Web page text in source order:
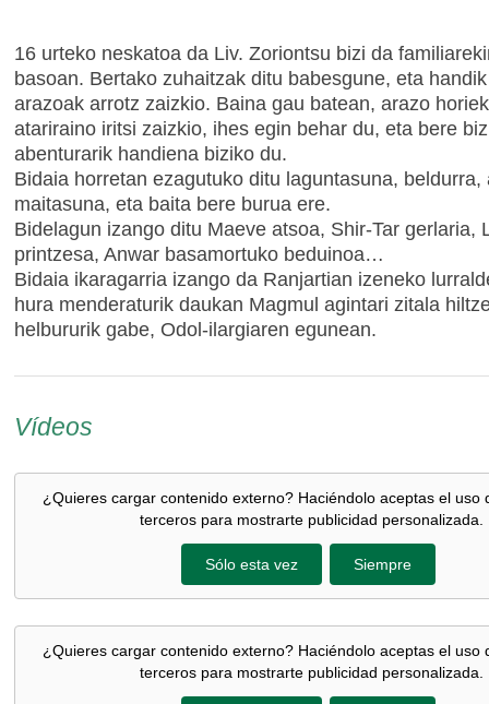
16 urteko neskatoa da Liv. Zoriontsu bizi da
basoan. Bertako zuhaitzak ditu babesgune, eta
arazoak arrotz zaizkio. Baina gau batean, arazo
atariraino iritsi zaizkio, ihes egin behar du, eta bere
abenturarik handiena biziko du.
Bidaia horretan ezagutuko ditu laguntasuna, beldurra,
maitasuna, eta baita bere burua ere.
Bidelagun izango ditu Maeve atsoa, Shir-Tar gerlaria,
printzesa, Anwar basamortuko beduinoa…
Bidaia ikaragarria izango da Ranjartian izeneko
hura menderaturik daukan Magmul agintari zitala
helbururik gabe, Odol-ilargiaren egunean.
Vídeos
¿Quieres cargar contenido externo? Haciéndolo aceptas el uso
terceros para mostrarte publicidad personalizada.
Sólo esta vez Siempre
¿Quieres cargar contenido externo? Haciéndolo aceptas el uso
terceros para mostrarte publicidad personalizada.